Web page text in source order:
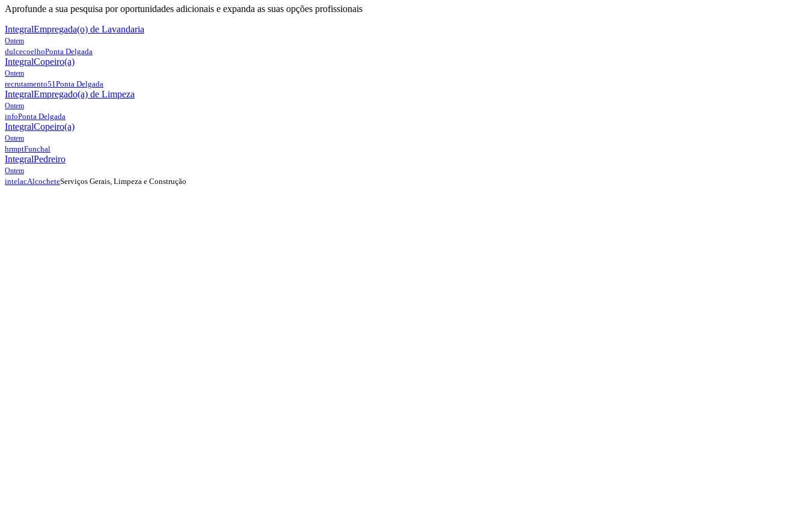
Aprofunde a sua pesquisa por oportunidades adicionais e expanda as suas opções profissionais
IntegralEmpregada(o) de Lavandaria
Ontem
dulcecoelhoPonta Delgada
IntegralCopeiro(a)
Ontem
recrutamento51 Ponta Delgada
IntegralEmpregado(a) de Limpeza
Ontem
infoPonta Delgada
IntegralCopeiro(a)
Ontem
hrmptFunchal
IntegralPedreiro
Ontem
intelacAlcocheteServiços Gerais, Limpeza e Construção